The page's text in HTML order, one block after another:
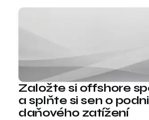
Založte si offshore
a splňte si sen o
daňového zatížení